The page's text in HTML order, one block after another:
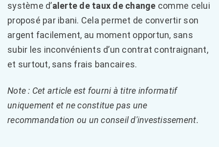
système d’alerte de taux de change comme celui
proposé par ibani. Cela permet de convertir son
argent facilement, au moment opportun, sans
subir les inconvénients d’un contrat contraignant,
et surtout, sans frais bancaires.
Note : Cet article est fourni à titre informatif
uniquement et ne constitue pas une
recommandation ou un conseil d'investissement.